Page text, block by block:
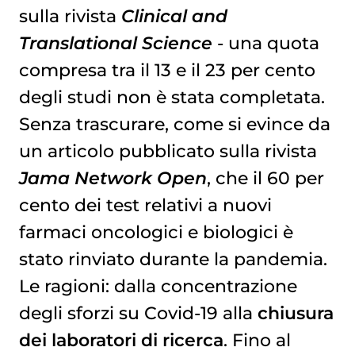
sulla rivista Clinical and
Translational Science - una quota
compresa tra il 13 e il 23 per cento
degli studi non è stata completata.
Senza trascurare, come si evince da
un articolo pubblicato sulla rivista
Jama Network Open, che il 60 per
cento dei test relativi a nuovi
farmaci oncologici e biologici è
stato rinviato durante la pandemia.
Le ragioni: dalla concentrazione
degli sforzi su Covid-19 alla chiusura
dei laboratori di ricerca. Fino al